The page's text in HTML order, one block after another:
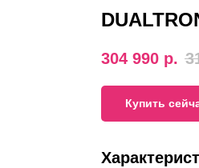
304 990 р.
Купить